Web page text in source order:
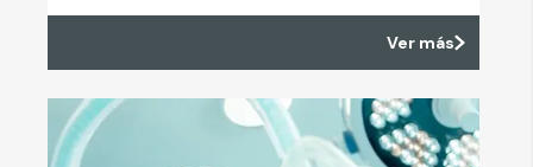
Ver más